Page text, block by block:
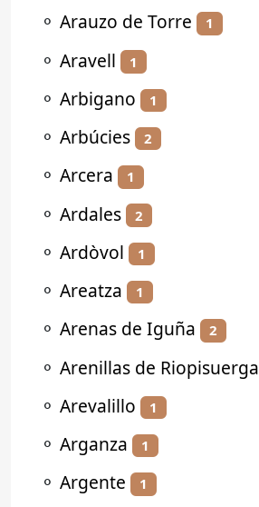
⚬ Arauzo de Torre 1
⚬ Aravell 1
⚬ Arbigano 1
⚬ Arbúcies 2
⚬ Arcera 1
⚬ Ardales 2
⚬ Ardòvol 1
⚬ Areatza 1
⚬ Arenas de Iguña 2
⚬ Arenillas de Riopisuerga
⚬ Arevalillo 1
⚬ Arganza 1
⚬ Argente 1